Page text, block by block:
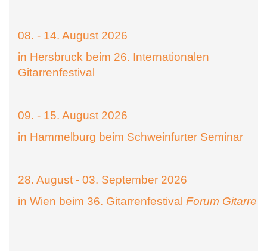
08. - 14. August 2026
in Hersbruck beim 26. Internationalen
Gitarrenfestival
09. - 15. August 2026
in Hammelburg beim Schweinfurter Seminar
28. August - 03. September 2026
in Wien beim 36. Gitarrenfestival Forum Gitarre